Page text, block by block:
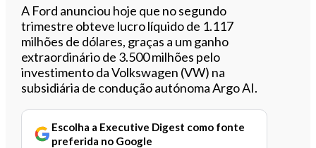
Ouvir este artigo
A Ford anunciou hoje que no segundo
trimestre obteve lucro líquido de 1.117
milhões de dólares, graças a um ganho
extraordinário de 3.500 milhões pelo
investimento da Volkswagen (VW) na
subsidiária de condução autónoma Argo AI.
Escolha a Executive Digest como fonte
preferida no Google